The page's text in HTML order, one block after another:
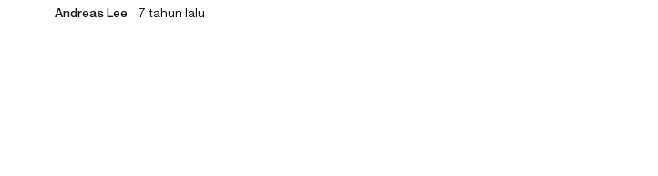
Andreas Lee 7 tahun lalu